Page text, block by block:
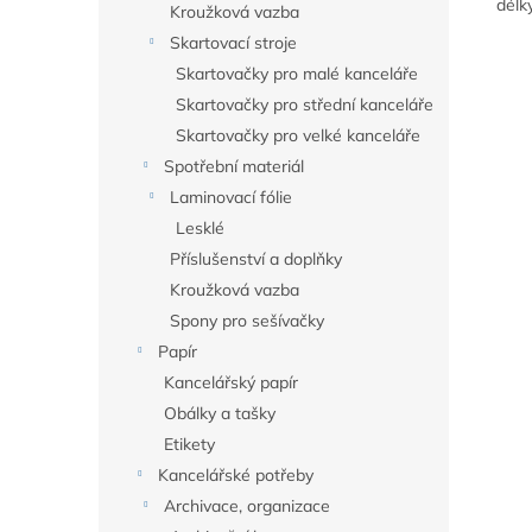
Kroužková vazba
Skartovací stroje
Skartovačky pro malé kanceláře
Skartovačky pro střední kanceláře
Skartovačky pro velké kanceláře
Spotřební materiál
Laminovací fólie
Lesklé
Příslušenství a doplňky
Kroužková vazba
Spony pro sešívačky
Papír
Kancelářský papír
Obálky a tašky
Etikety
Kancelářské potřeby
Archivace, organizace